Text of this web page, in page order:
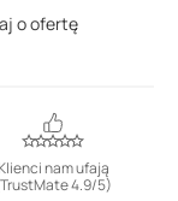
o ofertę
nam ufają
4.9/5)